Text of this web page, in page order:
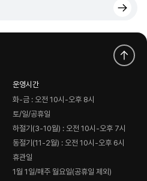
운영시간
화-금 : 오전 10시-오후 8시
토/일/공휴일
하절기(3-10월) : 오전 10시-오후 7시
동절기(11-2월) : 오전 10시-오후 6시
휴관일
1월 1일/매주 월요일(공휴일 제외)